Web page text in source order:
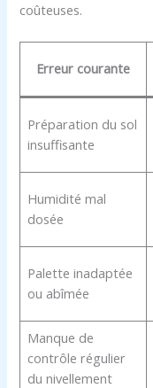
coûteuses.
Erreur courante
Préparation du sol
insuffisante
Humidité mal
dosée
Palette inadaptée
ou abîmée
Manque de
contrôle régulier
du nivellement